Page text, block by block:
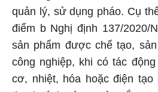
quản lý, sử dụng pháo. Cụ
điểm b Nghị định 137/2020/
sản phẩm được chế tạo,
công nghiệp, khi có tác
cơ, nhiệt, hóa hoặc điện